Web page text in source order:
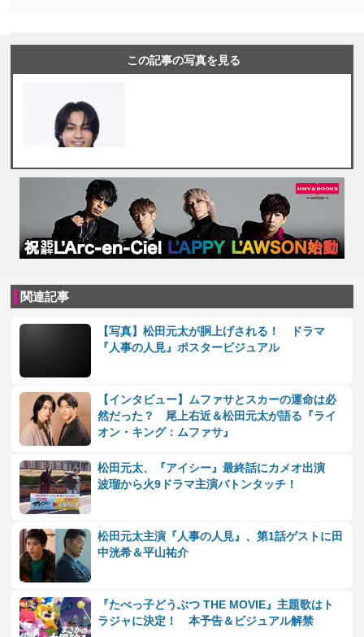
この記事の写真を見る
関連記事
【写真】松田元太が胴上げされる！ ドラマ
『人事の人見』ポスタービジュアル
【インタビュー】ムファサとスカーの運命は必
然だった？ 尾上右近＆松田元太が語る『ライ
オン・キング：ムファサ』
松田元太、『アイシー』最終話にカメオ出演
波瑠から火9ドラマ主演バトンタッチ！
松田元太主演『人事の人見』、第1話ゲストに田
中洸希＆平山祐介
『たべっ子どうぶつ THE MOVIE』主題歌はト
ラジャに決定！ 本予告＆ビジュアル解禁